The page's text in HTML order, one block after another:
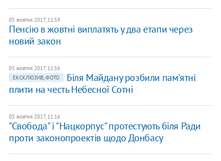
05 жовтня 2017, 11:59
Пенсію в жовтні виплатять у два етапи через
новий закон
05 жовтня 2017, 11:56
ЕКСКЛЮЗИВ, ФОТО
Біля Майдану розбили пам'ятні
плити на честь Небесної Сотні
05 жовтня 2017, 11:16
"Свобода" і "Нацкорпус" протестують біля Ради
проти законопроектів щодо Донбасу